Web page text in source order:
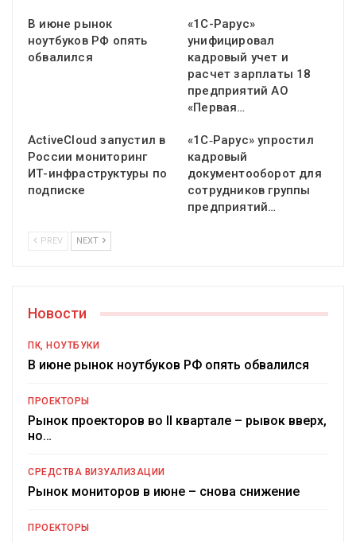
В июне рынок
ноутбуков РФ опять
обвалился
«1С-Рарус»
унифицировал
кадровый учет и
расчет зарплаты 18
предприятий АО
«Первая…
ActiveCloud запустил в
России мониторинг
ИТ-инфраструктуры по
подписке
«1С‑Рарус» упростил
кадровый
документооборот для
сотрудников группы
предприятий…
PREV NEXT
Новости
ПК, НОУТБУКИ
В июне рынок ноутбуков РФ опять обвалился
ПРОЕКТОРЫ
Рынок проекторов во II квартале – рывок вверх,
но…
СРЕДСТВА ВИЗУАЛИЗАЦИИ
Рынок мониторов в июне – снова снижение
ПРОЕКТОРЫ